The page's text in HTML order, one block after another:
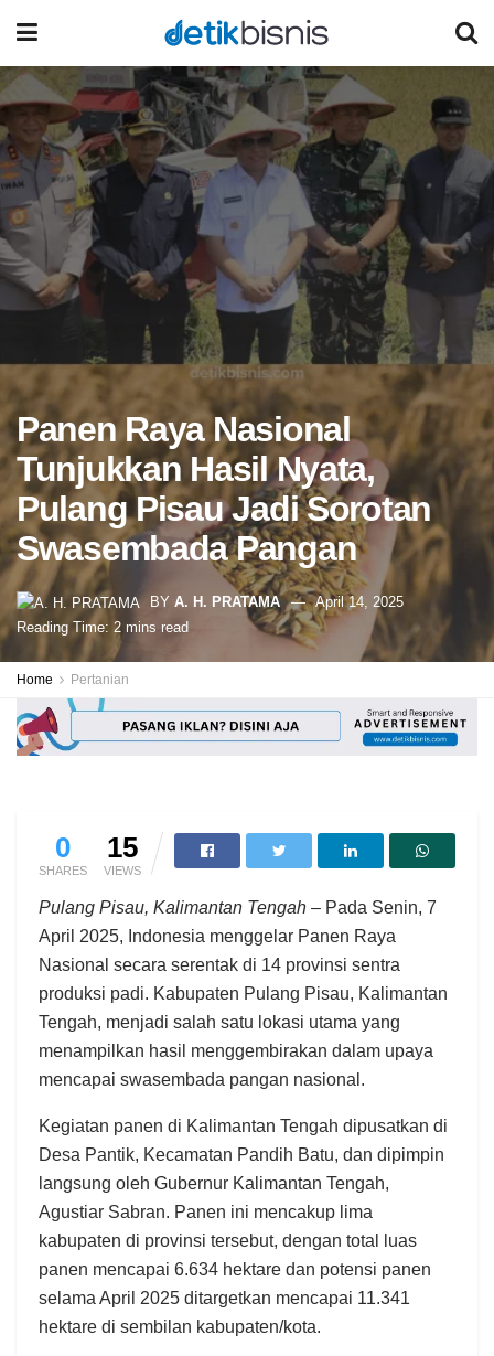
Panen Raya Nasional
Tunjukkan Hasil Nyata,
Pulang Pisau Jadi Sorotan
Swasembada Pangan
BY A. H. PRATAMA
April 14, 2025
Reading Time: 2 mins read
Home Pertanian
0
SHARES
15
VIEWS
Pulang Pisau, Kalimantan Tengah – Pada Senin, 7
April 2025, Indonesia menggelar Panen Raya
Nasional secara serentak di 14 provinsi sentra
produksi padi. Kabupaten Pulang Pisau, Kalimantan
Tengah, menjadi salah satu lokasi utama yang
menampilkan hasil menggembirakan dalam upaya
mencapai swasembada pangan nasional.​
Kegiatan panen di Kalimantan Tengah dipusatkan di
Desa Pantik, Kecamatan Pandih Batu, dan dipimpin
langsung oleh Gubernur Kalimantan Tengah,
Agustiar Sabran. Panen ini mencakup lima
kabupaten di provinsi tersebut, dengan total luas
panen mencapai 6.634 hektare dan potensi panen
selama April 2025 ditargetkan mencapai 11.341
hektare di sembilan kabupaten/kota. ​